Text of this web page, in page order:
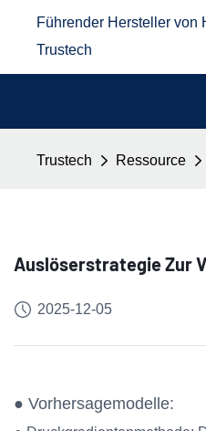
Führender Hersteller von
Trustech
Trustech Ressource
Auslöserstrategie Zur
2025-12-05
● Vorhersagemodelle: